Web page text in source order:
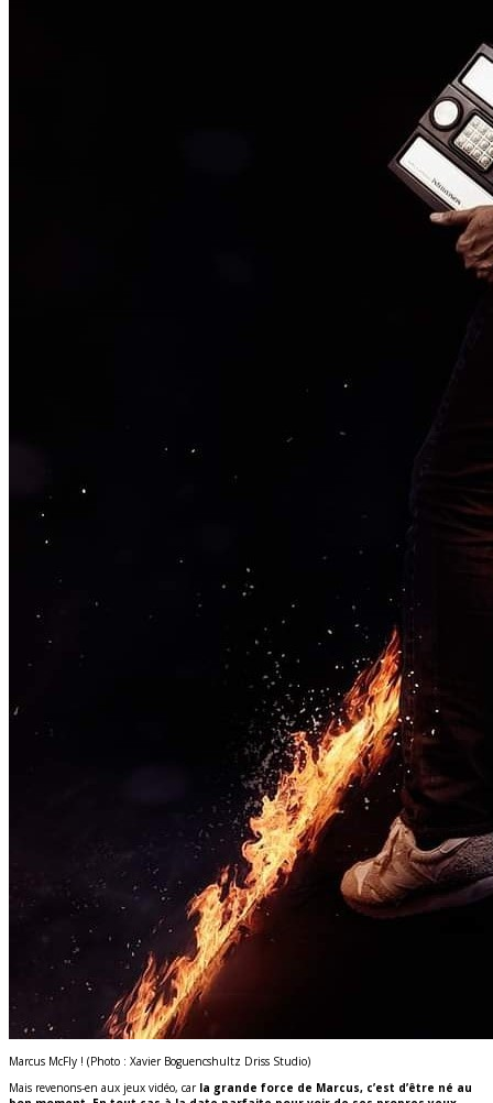
Marcus McFly ! (Photo : Xavier Boguencshultz Driss Studio)
Mais revenons-en aux jeux vidéo, carla grande force de Marcus, c’est d’être né au